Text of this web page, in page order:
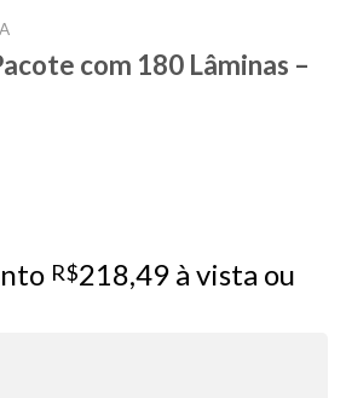
com 180 Lâminas –
R$218,49 à vista ou